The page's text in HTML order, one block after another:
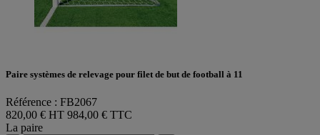
Paire systèmes de relevage pour filet de but de football à 11
Référence : FB2067
820,00 € HT 984,00 € TTC
La paire